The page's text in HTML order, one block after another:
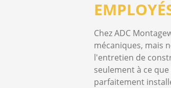
Chez ADC
mécaniques, mais
l'entretien de
seulement à ce
parfaitement